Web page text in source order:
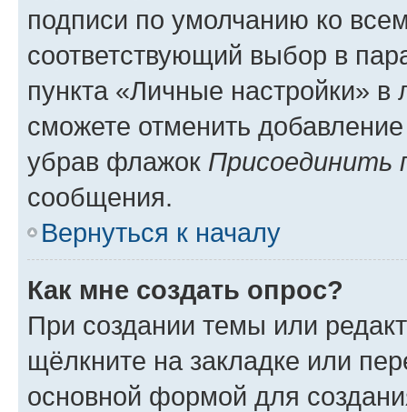
подписи по умолчанию ко
соответствующий выбор в
пункта «Личные настройки»
сможете отменить
убрав флажок Присоединить
сообщения.
Вернуться к началу
Как мне создать опрос?
При создании темы или
щёлкните на закладке или
основной формой для